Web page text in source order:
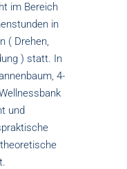
im Bereich
in
( Drehen,
) statt. In
4-
und